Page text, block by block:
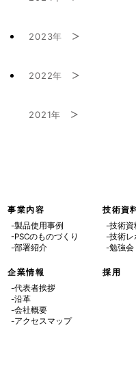
8月 (1)
10月 (1)
9月 (1)
7月 (1)
2023年
7月 (2)
5月 (1)
2022年
4月 (1)
2021年
6月 (1)
5月 (3)
事業内容
-製品使用事例
-PSCのものづくり
-部署紹介
技術資
-技術資
-技術レ
-勉強会
企業情報
-代表者挨拶
-沿革
-会社概要
-アクセスマップ
採用